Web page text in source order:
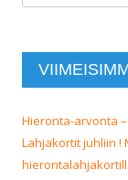
Hieronta-arvonta
Lahjakortit juhliin !